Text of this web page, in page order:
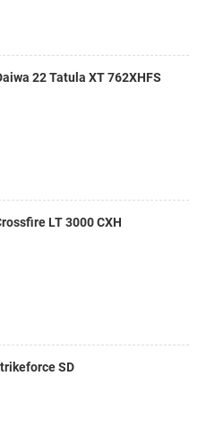
Lure 2khúc Daiwa 22 Tatula XT 762XHFS
LT 3000 CXH
SD